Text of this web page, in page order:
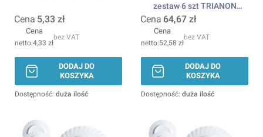
Cena 5,33 zł
Cena
4,33 zł
bez VAT
DODAJ DO
KOSZYKA
Dostępność: duża ilość
zestaw 6 szt TRIANON
LUMINARC
Cena 64,67 zł
Cena
52,58 zł
bez VAT
DODAJ DO
KOSZYKA
Dostępność: duża ilość